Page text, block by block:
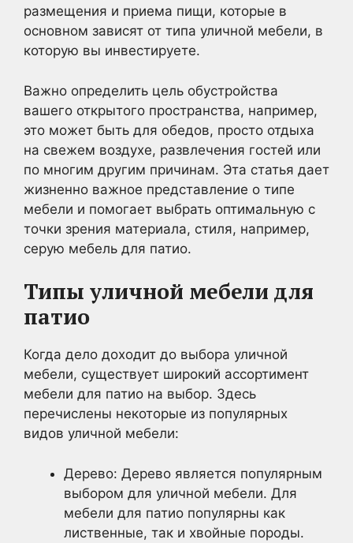
размещения и приема пищи, которые в
основном зависят от типа уличной мебели, в
которую вы инвестируете.
Важно определить цель обустройства
вашего открытого пространства, например,
это может быть для обедов, просто отдыха
на свежем воздухе, развлечения гостей или
по многим другим причинам. Эта статья дает
жизненно важное представление о типе
мебели и помогает выбрать оптимальную с
точки зрения материала, стиля, например,
серую мебель для патио.
Типы уличной мебели для
патио
Когда дело доходит до выбора уличной
мебели, существует широкий ассортимент
мебели для патио на выбор. Здесь
перечислены некоторые из популярных
видов уличной мебели:
Дерево: Дерево является популярным
выбором для уличной мебели. Для
мебели для патио популярны как
лиственные, так и хвойные породы.